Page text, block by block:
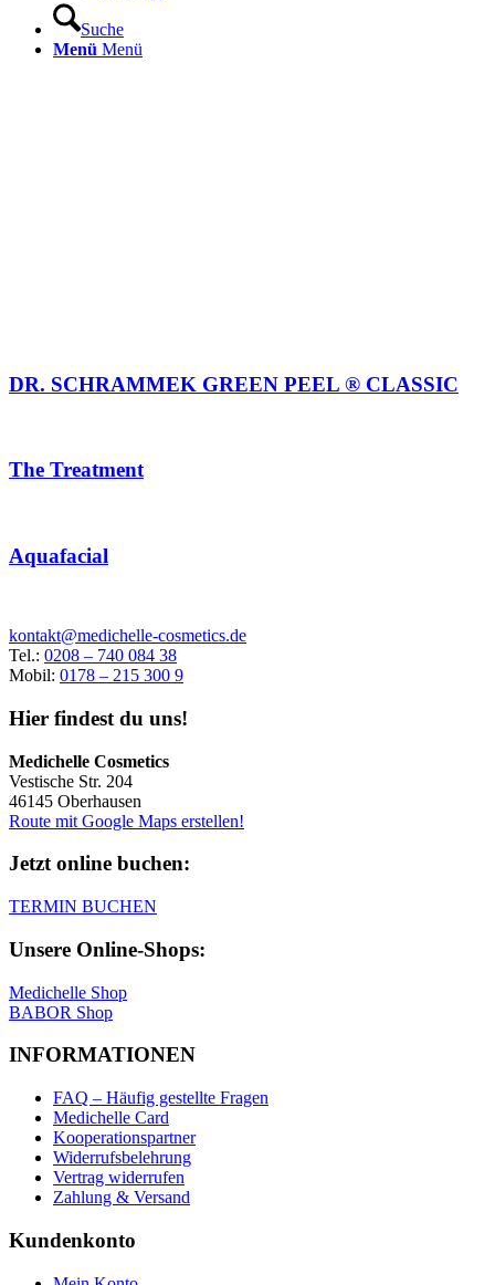
Suche
Menü Menü
DR. SCHRAMMEK GREEN PEEL ® CLASSIC
The Treatment
Aquafacial
kontakt@medichelle-cosmetics.de
Tel.: 0208 – 740 084 38
Mobil: 0178 – 215 300 9
Hier findest du uns!
Medichelle Cosmetics
Vestische Str. 204
46145 Oberhausen
Route mit Google Maps erstellen!
Jetzt online buchen:
TERMIN BUCHEN
Unsere Online-Shops:
Medichelle Shop
BABOR Shop
INFORMATIONEN
FAQ – Häufig gestellte Fragen
Medichelle Card
Kooperationspartner
Widerrufsbelehrung
Vertrag widerrufen
Zahlung & Versand
Kundenkonto